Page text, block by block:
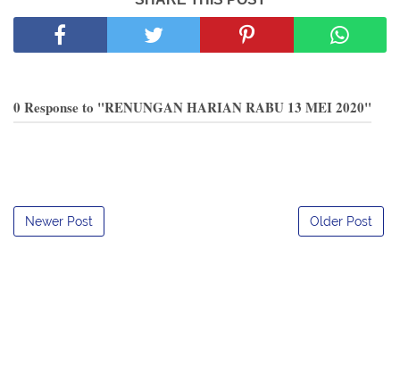
0 Response to "RENUNGAN HARIAN RABU 13 MEI 2020"
Newer Post Older Post